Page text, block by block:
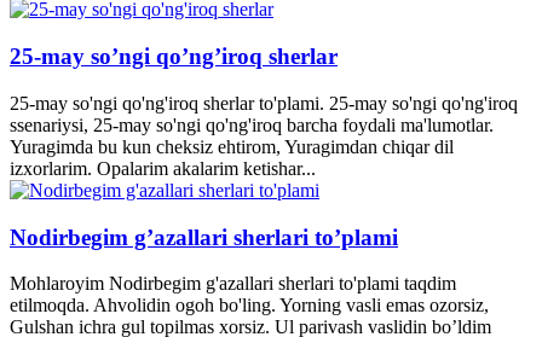
25-may so’ngi qo’ng’iroq sherlar
25-may so'ngi qo'ng'iroq sherlar to'plami. 25-may so'ngi qo'ng'iroq
ssenariysi, 25-may so'ngi qo'ng'iroq barcha foydali ma'lumotlar.
Yuragimda bu kun cheksiz ehtirom, Yuragimdan chiqar dil
izxorlarim. Opalarim akalarim ketishar...
Nodirbegim g’azallari sherlari to’plami
Mohlaroyim Nodirbegim g'azallari sherlari to'plami taqdim
etilmoqda. Ahvolidin ogoh bo'ling. Yorning vasli emas ozorsiz,
Gulshan ichra gul topilmas xorsiz. Ul parivash vaslidin bo’ldim